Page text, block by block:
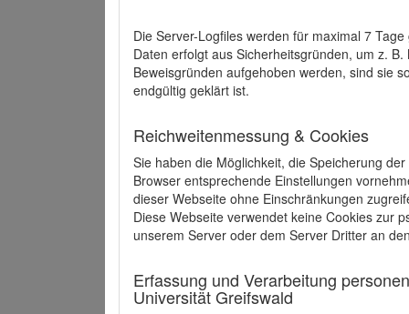
Die Server-Logfiles werden für maximal 7
Daten erfolgt aus Sicherheitsgründen, um z.
Beweisgründen aufgehoben werden, sind sie
endgültig geklärt ist.
Reichweitenmessung & Cookies
Sie haben die Möglichkeit, die Speicherung
Browser entsprechende Einstellungen
dieser Webseite ohne Einschränkungen
Diese Webseite verwendet keine Cookies zur
unserem Server oder dem Server Dritter an
Erfassung und Verarbeitung
Universität Greifswald